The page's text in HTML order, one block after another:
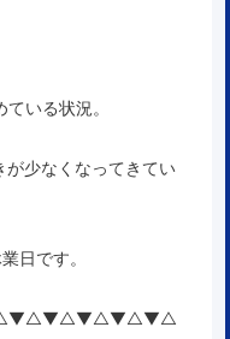
いる状況。
が少なくなってきてい
日です。